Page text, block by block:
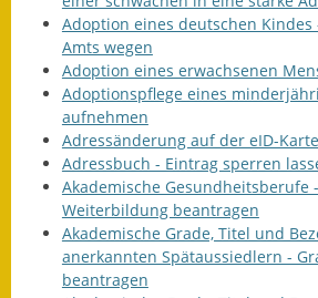
Buslinie
Adoption eines deutschen
Amts wegen
Adoption eines erwachsenen
Adoptionspflege eines
aufnehmen
Adressänderung auf der eID-
Adressbuch - Eintrag sperren
Akademische Gesundheitsberufe
Weiterbildung beantragen
Akademische Grade, Titel und
anerkannten Spätaussiedlern -
beantragen